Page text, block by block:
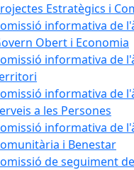
Estratègics i
informativa de
Obert i Economia
informativa de
informativa de
a les Persones
informativa de
i Benestar
de seguiment